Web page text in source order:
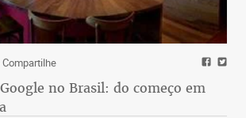
Compartilhe
no Brasil: do começo em